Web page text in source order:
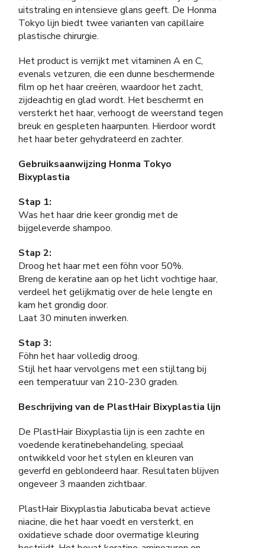
uitstraling en intensieve glans geeft. De Honma
Tokyo lijn biedt twee varianten van capillaire
plastische chirurgie.
Het product is verrijkt met vitaminen A en C,
evenals vetzuren, die een dunne beschermende
film op het haar creëren, waardoor het zacht,
zijdeachtig en glad wordt. Het beschermt en
versterkt het haar, verhoogt de weerstand tegen
breuk en gespleten haarpunten. Hierdoor wordt
het haar beter gehydrateerd en zachter.
Gebruiksaanwijzing Honma Tokyo
Bixyplastia
Stap 1:
Was het haar drie keer grondig met de
bijgeleverde shampoo.
Stap 2:
Droog het haar met een föhn voor 50%.
Breng de keratine aan op het licht vochtige haar,
verdeel het gelijkmatig over de hele lengte en
kam het grondig door.
Laat 30 minuten inwerken.
Stap 3:
Föhn het haar volledig droog.
Stijl het haar vervolgens met een stijltang bij
een temperatuur van 210-230 graden.
Beschrijving van de PlastHair Bixyplastia lijn
De PlastHair Bixyplastia lijn is een zachte en
voedende keratinebehandeling, speciaal
ontwikkeld voor het stylen en kleuren van
geverfd en geblondeerd haar. Resultaten blijven
ongeveer 3 maanden zichtbaar.
PlastHair Bixyplastia Jabuticaba bevat actieve
niacine, die het haar voedt en versterkt, en
oxidatieve schade door overmatige kleuring